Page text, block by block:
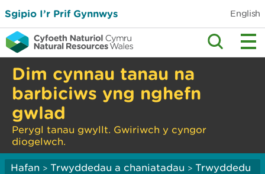
Sgipio I’r Prif Gynnwys English
Dim cynnau tanau na
barbiciws yng nghefn
gwlad
Perygl tanau gwyllt. Gwiriwch y cyngor
diogelwch.
Hafan > Trwyddedau a chaniatadau > Trwyddedu